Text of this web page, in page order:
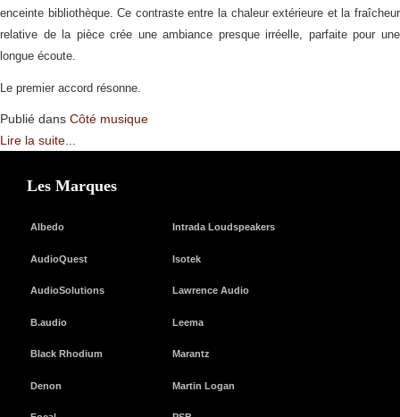
enceinte bibliothèque. Ce contraste entre la chaleur extérieure et la fraîcheur
relative de la pièce crée une ambiance presque irréelle, parfaite pour une
longue écoute.
Le premier accord résonne.
Publié dans Côté musique
Lire la suite...
Les Marques
Albedo
AudioQuest
AudioSolutions
B.audio
Black Rhodium
Denon
Intrada Loudspeakers
Isotek
Lawrence Audio
Leema
Marantz
Martin Logan